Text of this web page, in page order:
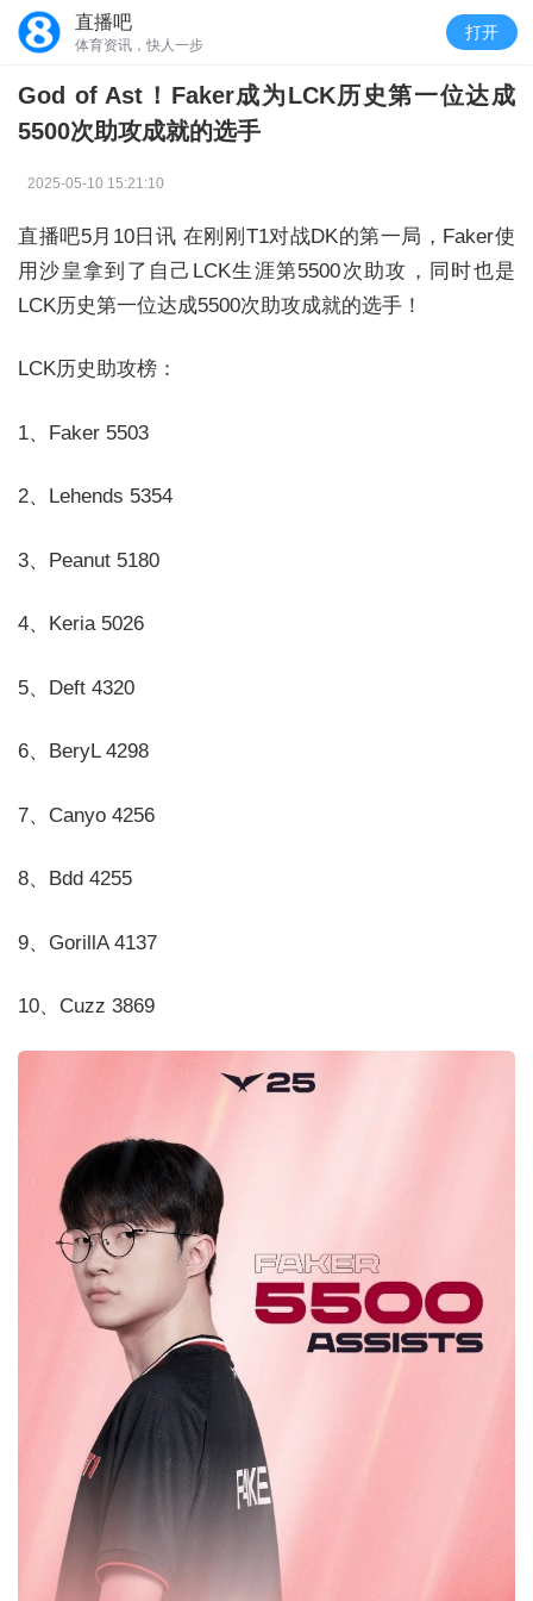
直播吧
体育资讯，快人一步
打开
God of Ast！Faker成为LCK历史第一位达成
5500次助攻成就的选手
2025-05-10 15:21:10
直播吧5月10日讯 在刚刚T1对战DK的第一局，Faker使
用沙皇拿到了自己LCK生涯第5500次助攻，同时也是
LCK历史第一位达成5500次助攻成就的选手！
LCK历史助攻榜：
1、Faker 5503
2、Lehends 5354
3、Peanut 5180
4、Keria 5026
5、Deft 4320
6、BeryL 4298
7、Canyo 4256
8、Bdd 4255
9、GorillA 4137
10、Cuzz 3869